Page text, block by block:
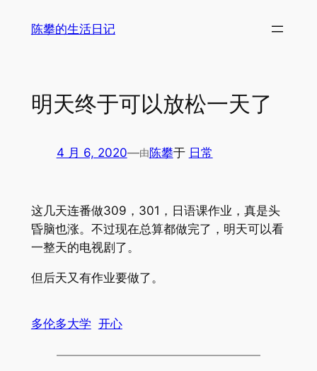
陈攀的生活日记
明天终于可以放松一天了
4 月 6, 2020—由陈攀于 日常
这几天连番做309，301，日语课作业，真是头
昏脑也涨。不过现在总算都做完了，明天可以看
一整天的电视剧了。
但后天又有作业要做了。
多伦多大学 开心